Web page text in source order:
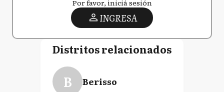
Por favor, iniciá sesión
INGRESA
Distritos relacionados
B Berisso